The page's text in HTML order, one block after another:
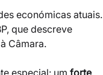
económicas atuais.
que descreve
Câmara.
especial: um forte